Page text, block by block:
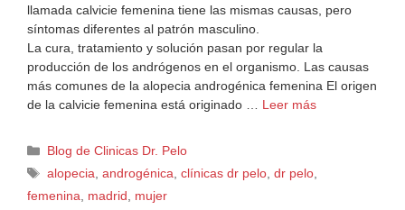
llamada calvicie femenina tiene las mismas causas, pero
síntomas diferentes al patrón masculino.
La cura, tratamiento y solución pasan por regular la
producción de los andrógenos en el organismo. Las causas
más comunes de la alopecia androgénica femenina El origen
de la calvicie femenina está originado … Leer más
Blog de Clinicas Dr. Pelo
alopecia ,androgénica ,clínicas dr pelo ,dr pelo
femenina
madrid
mujer